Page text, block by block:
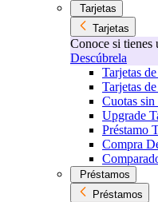
Tarjetas
Tarjetas
Conoce si tienes
Descúbrela
Tarjetas
Tarjetas
Cuotas sin
Upgrade
Préstamo
Compra
Préstamos
Préstamos